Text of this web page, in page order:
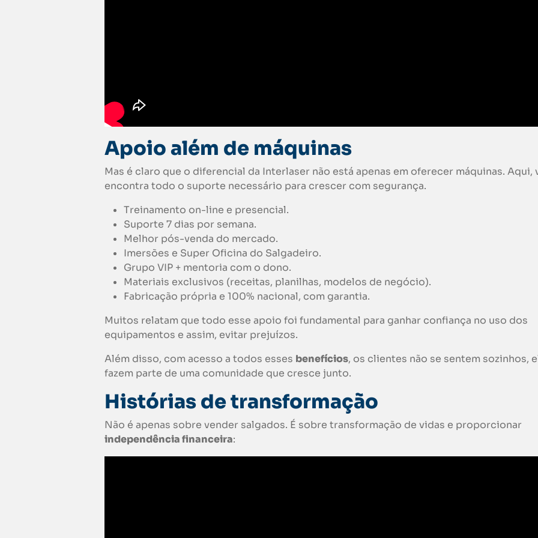
Apoio além de máquinas
Mas é claro que o diferencial da Interlaser não está apenas em oferecer máquinas. Aqui,
encontra todo o suporte necessário para crescer com segurança.
Treinamento on-line e presencial.
Suporte 7 dias por semana.
Melhor pós-venda do mercado.
Imersões e Super Oficina do Salgadeiro.
Grupo VIP + mentoria com o dono.
Materiais exclusivos (receitas, planilhas, modelos de negócio).
Fabricação própria e 100% nacional, com garantia.
Muitos relatam que todo esse apoio foi fundamental para ganhar confiança no uso dos
equipamentos e assim, evitar prejuízos.
Além disso, com acesso a todos esses benefícios, os clientes não se sentem sozinhos,
fazem parte de uma comunidade que cresce junto.
Histórias detransformação
Não é apenas sobre vender salgados. É sobre transformação de vidas e proporcionar
independência financeira: